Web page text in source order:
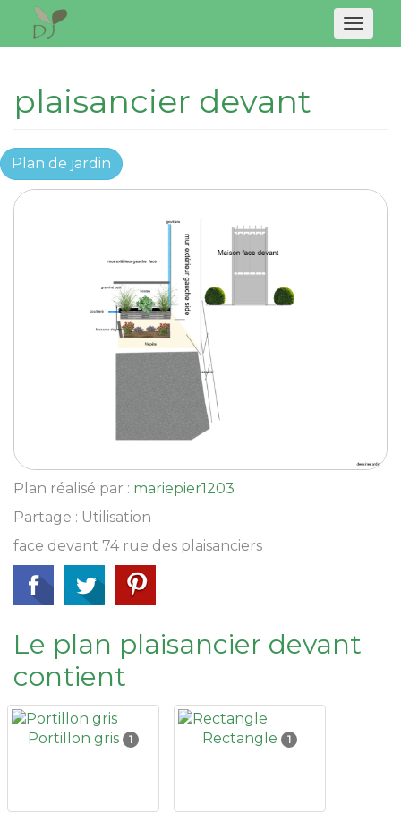
plaisancier devant
Plan de jardin
Plan réalisé par : mariepier1203
Partage : Utilisation
face devant 74 rue des plaisanciers
Le plan plaisancier devant
contient
Portillon gris 1 Rectangle 1